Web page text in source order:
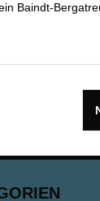
Baindt-